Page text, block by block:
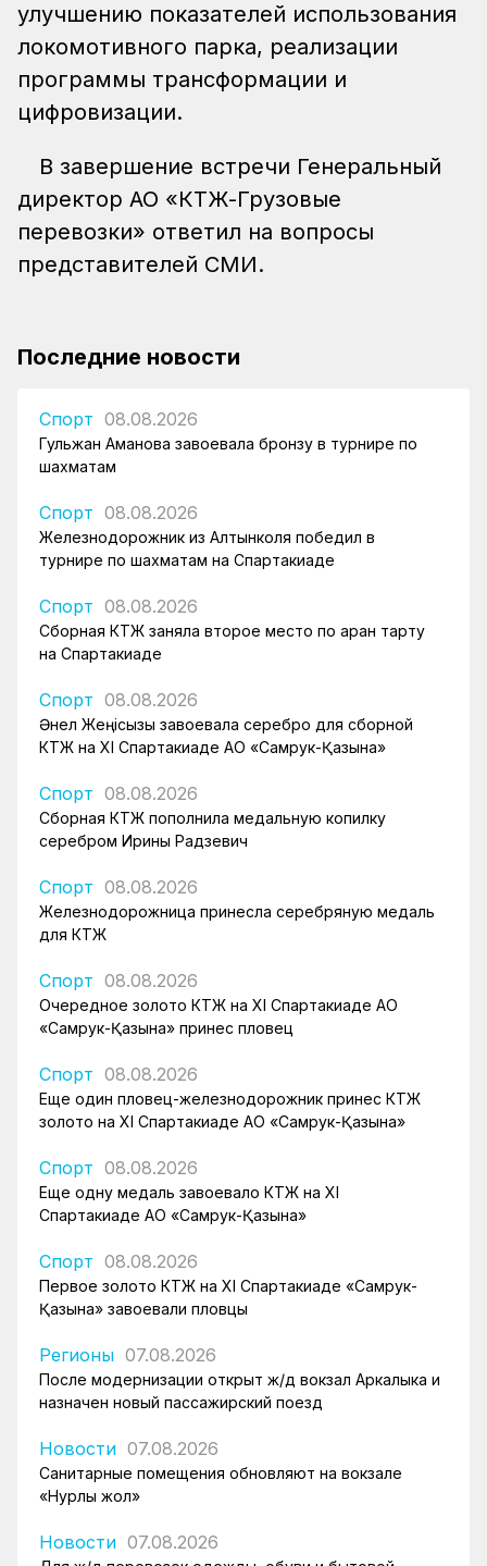
улучшению показателей использования
локомотивного парка, реализации
программы трансформации и
цифровизации.
В завершение встречи Генеральный
директор АО «КТЖ-Грузовые
перевозки» ответил на вопросы
представителей СМИ.
Последние новости
Спорт 08.08.2026
Гульжан Аманова завоевала бронзу в турнире по
шахматам
Спорт 08.08.2026
Железнодорожник из Алтынколя победил в
турнире по шахматам на Спартакиаде
Спорт 08.08.2026
Сборная КТЖ заняла второе место по арқан тарту
на Спартакиаде
Спорт 08.08.2026
Әнел Жеңісқызы завоевала серебро для сборной
КТЖ на XI Спартакиаде АО «Самрук-Қазына»
Спорт 08.08.2026
Сборная КТЖ пополнила медальную копилку
серебром Ирины Радзевич
Спорт 08.08.2026
Железнодорожница принесла серебряную медаль
для КТЖ
Спорт 08.08.2026
Очередное золото КТЖ на XI Спартакиаде АО
«Самрук-Қазына» принес пловец
Спорт 08.08.2026
Еще один пловец-железнодорожник принес КТЖ
золото на XI Спартакиаде АО «Самрук-Қазына»
Спорт 08.08.2026
Еще одну медаль завоевало КТЖ на XI
Спартакиаде АО «Самрук-Қазына»
Спорт 08.08.2026
Первое золото КТЖ на XI Спартакиаде «Самрук-
Қазына» завоевали пловцы
Регионы 07.08.2026
После модернизации открыт ж/д вокзал Аркалыка и
назначен новый пассажирский поезд
Новости 07.08.2026
Санитарные помещения обновляют на вокзале
«Нурлы жол»
Новости 07.08.2026